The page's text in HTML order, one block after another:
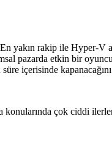
En yakın rakip ile Hyper-V
pazarda etkin bir
içerisinde
konularında çok ciddi